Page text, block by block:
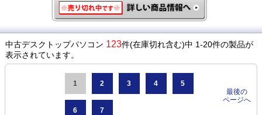
中古デスクトップパソコン 123件(在庫切れ含む)中 1-20件の製品が
表示されています。
1 2 3 4 5
6 7
最後の
ページへ